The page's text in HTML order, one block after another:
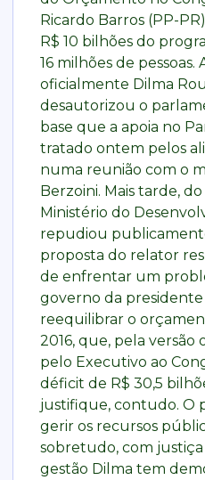
Ricardo Barros (PP-
R$ 10 bilhões do
16 milhões de pessoas.
oficialmente Dilma
desautorizou o
base que a apoia no
tratado ontem pelos
numa reunião com o
Berzoini. Mais tarde,
Ministério do
repudiou
proposta do relator
de enfrentar um
governo da presidente
reequilibrar o
2016, que, pela versão
pelo Executivo ao
déficit de R$ 30,5
justifique, contudo. O
gerir os recursos
sobretudo, com
gestão Dilma tem